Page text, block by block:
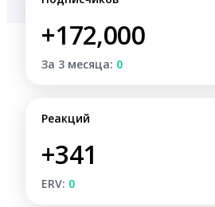
+172,000
За 3 месяца: 0
Реакций
+341
ERV: 0